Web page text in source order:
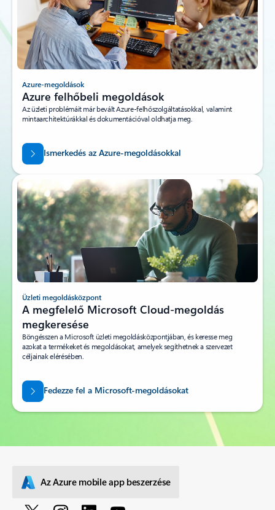
Azure-megoldások
Azure felhőbeli megoldások
Az üzleti problémáit már bevált Azure-felhőszolgáltatásokkal, valamint
mintaarchitektúrákkal és dokumentációval oldhatja meg.
Ismerkedés az Azure-megoldásokkal
Üzleti megoldásközpont
A megfelelő Microsoft Cloud-megoldás
megkeresése
Böngésszen a Microsoft üzleti megoldásközpontjában, és keresse meg
azokat a termékeket és megoldásokat, amelyek segíthetnek a szervezet
céljainak elérésében.
Fedezze fel a Microsoft-megoldásokat
Az Azure mobile app beszerzése